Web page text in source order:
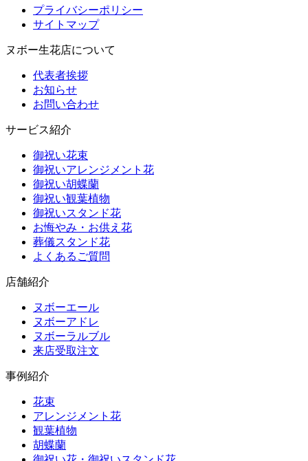
プライバシーポリシー
サイトマップ
ヌボー生花店について
代表者挨拶
お知らせ
お問い合わせ
サービス紹介
御祝い花束
御祝いアレンジメント花
御祝い胡蝶蘭
御祝い観葉植物
御祝いスタンド花
お悔やみ・お供え花
葬儀スタンド花
よくあるご質問
店舗紹介
ヌボーエール
ヌボーアドレ
ヌボーラルブル
来店受取注文
事例紹介
花束
アレンジメント花
観葉植物
胡蝶蘭